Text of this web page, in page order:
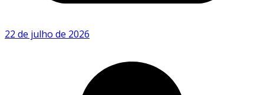
22 de julho de 2026